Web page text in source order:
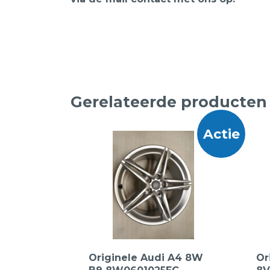
Gerelateerde producten
Actie
Originele Audi A4 8W